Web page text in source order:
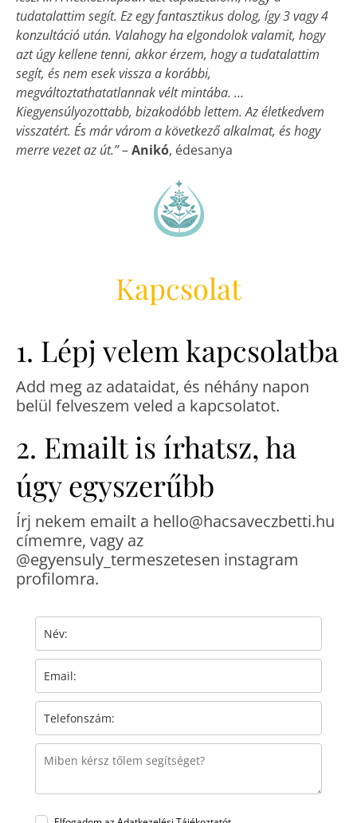
tudatalattim segít. Ez egy fantasztikus dolog, így 3 vagy 4
konzultáció után. Valahogy ha elgondolok valamit, hogy
azt úgy kellene tenni, akkor érzem, hogy a tudatalattim
segít, és nem esek vissza a korábbi,
megváltoztathatatlannak vélt mintába. …
Kiegyensúlyozottabb, bizakodóbb lettem. Az életkedvem
visszatért. És már várom a következő alkalmat, és hogy
merre vezet az út.”–Anikó, édesanya
Kapcsolat
1. Lépj velem kapcsolatba
Add meg az adataidat, és néhány napon
belül felveszem veled a kapcsolatot.
2. Emailt is írhatsz, ha
úgy egyszerűbb
Írj nekem emailt a hello@hacsaveczbetti.hu
címemre, vagy az
@egyensuly_termeszetesen instagram
profilomra.